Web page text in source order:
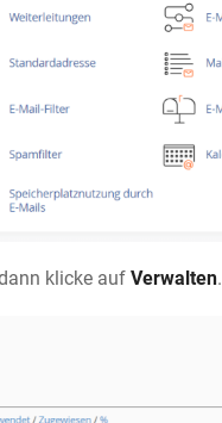
klicke aufVerwalten.